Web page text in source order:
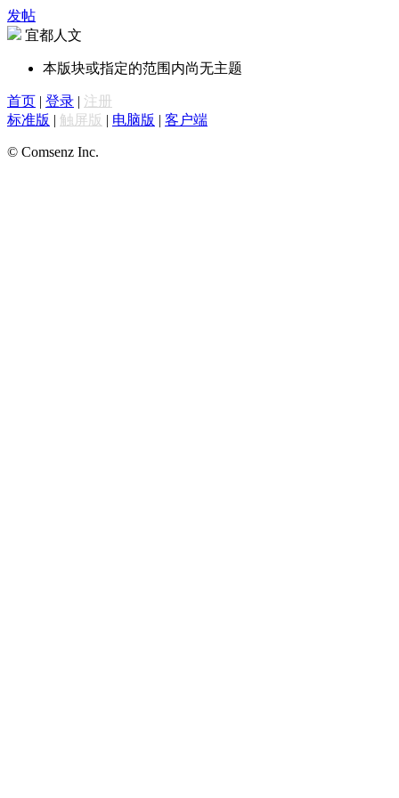
发帖
宜都人文
本版块或指定的范围内尚无主题
首页 | 登录 | 注册
标准版 | 触屏版 | 电脑版 | 客户端
© Comsenz Inc.